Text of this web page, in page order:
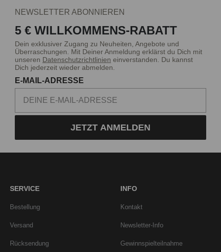
NEWSLETTER ABONNIEREN
5 € WILLKOMMENS-RABATT
Dein exklusiver Zugang zu Neuheiten, Angebote und
Überraschungen. Mit Deiner Anmeldung erklärst du Dich mit
unseren Datenschutzrichtlinien einverstanden. Du kannst
Dich jederzeit wieder abmelden.
E-MAIL-ADRESSE
JETZT ANMELDEN
SERVICE
Bestellung
Versand
Rücksendung
INFO
Kontakt
Newsletter-Info
Gewinnspielteilnahme